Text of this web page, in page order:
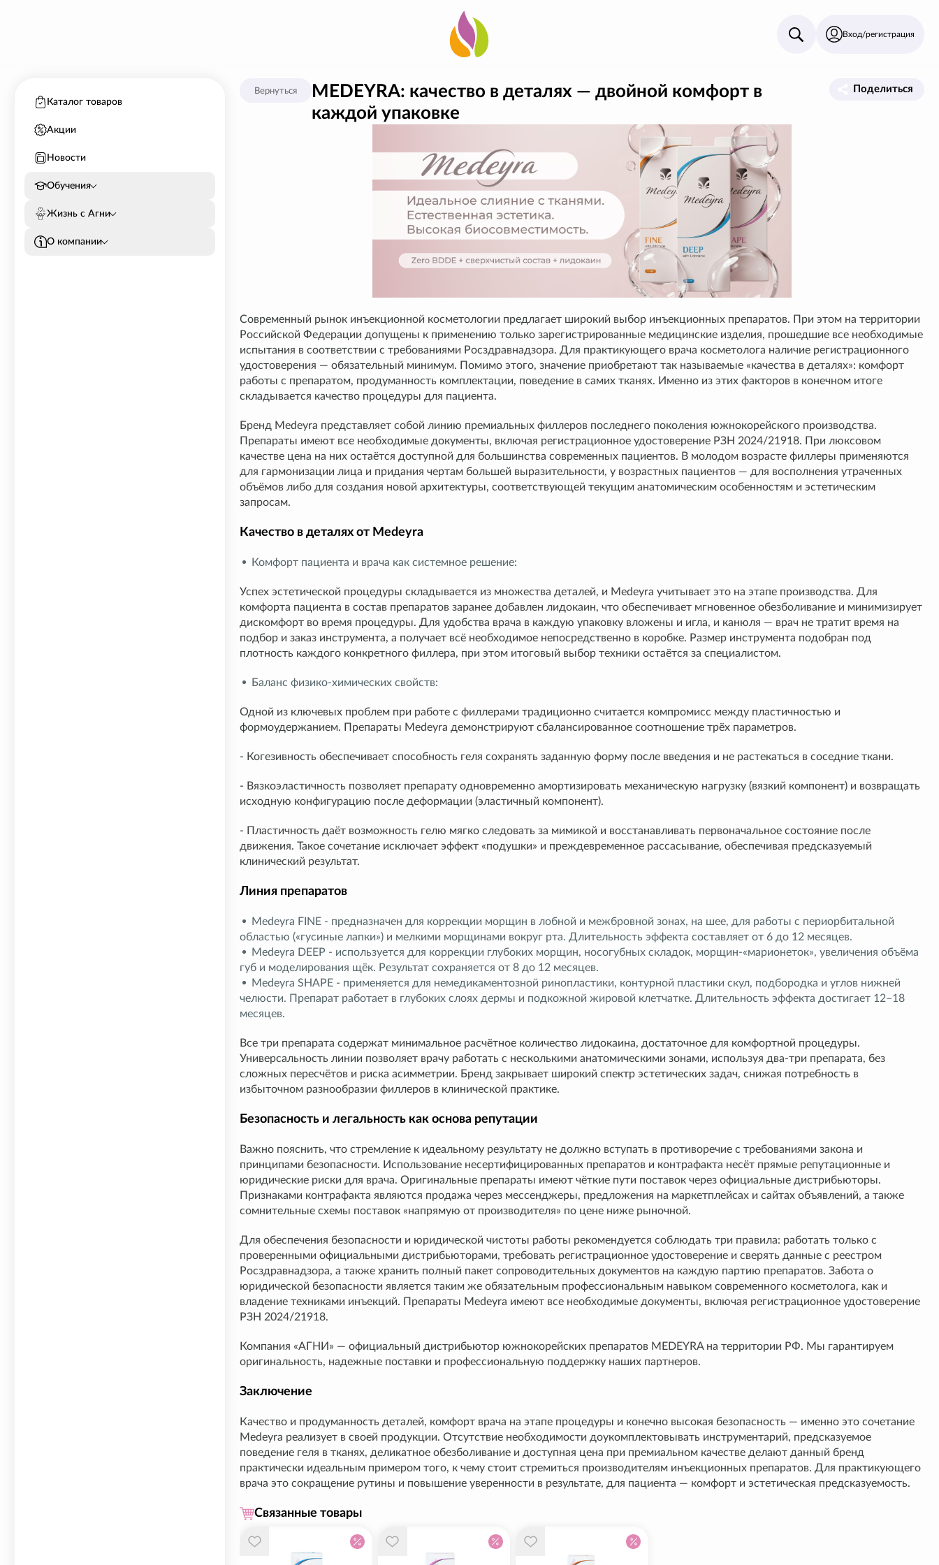
Вход/регистрация
Каталог товаров
Акции
Новости
Обучения
Жизнь с Агни
О компании
Вернуться
MEDEYRA: качество в деталях — двойной комфорт в
каждой упаковке
Поделиться
Современный рынок инъекционной косметологии предлагает широкий выбор инъекционных препаратов. При этом на территории
Российской Федерации допущены к применению только зарегистрированные медицинские изделия, прошедшие все необходимые
испытания в соответствии с требованиями Росздравнадзора. Для практикующего врача косметолога наличие регистрационного
удостоверения — обязательный минимум. Помимо этого, значение приобретают так называемые «качества в деталях»: комфорт
работы с препаратом, продуманность комплектации, поведение в самих тканях. Именно из этих факторов в конечном итоге
складывается качество процедуры для пациента.
Бренд Medeyra представляет собой линию премиальных филлеров последнего поколения южнокорейского производства.
Препараты имеют все необходимые документы, включая регистрационное удостоверение РЗН 2024/21918. При люксовом
качестве цена на них остаётся доступной для большинства современных пациентов. В молодом возрасте филлеры применяются
для гармонизации лица и придания чертам большей выразительности, у возрастных пациентов — для восполнения утраченных
объёмов либо для создания новой архитектуры, соответствующей текущим анатомическим особенностям и эстетическим
запросам.
Качество в деталях от Medeyra
Комфорт пациента и врача как системное решение:
Успех эстетической процедуры складывается из множества деталей, и Medeyra учитывает это на этапе производства. Для
комфорта пациента в состав препаратов заранее добавлен лидокаин, что обеспечивает мгновенное обезболивание и минимизирует
дискомфорт во время процедуры. Для удобства врача в каждую упаковку вложены и игла, и канюля — врач не тратит время на
подбор и заказ инструмента, а получает всё необходимое непосредственно в коробке. Размер инструмента подобран под
плотность каждого конкретного филлера, при этом итоговый выбор техники остаётся за специалистом.
Баланс физико-химических свойств:
Одной из ключевых проблем при работе с филлерами традиционно считается компромисс между пластичностью и
формоудержанием. Препараты Medeyra демонстрируют сбалансированное соотношение трёх параметров.
- Когезивность обеспечивает способность геля сохранять заданную форму после введения и не растекаться в соседние ткани.
- Вязкоэластичность позволяет препарату одновременно амортизировать механическую нагрузку (вязкий компонент) и возвращать
исходную конфигурацию после деформации (эластичный компонент).
- Пластичность даёт возможность гелю мягко следовать за мимикой и восстанавливать первоначальное состояние после
движения. Такое сочетание исключает эффект «подушки» и преждевременное рассасывание, обеспечивая предсказуемый
клинический результат.
Линия препаратов
Medeyra FINE - предназначен для коррекции морщин в лобной и межбровной зонах, на шее, для работы с периорбитальной
областью («гусиные лапки») и мелкими морщинами вокруг рта. Длительность эффекта составляет от 6 до 12 месяцев.
Medeyra DEEP - используется для коррекции глубоких морщин, носогубных складок, морщин-«марионеток», увеличения объёма
губ и моделирования щёк. Результат сохраняется от 8 до 12 месяцев.
Medeyra SHAPE - применяется для немедикаментозной ринопластики, контурной пластики скул, подбородка и углов нижней
челюсти. Препарат работает в глубоких слоях дермы и подкожной жировой клетчатке. Длительность эффекта достигает 12–18
месяцев.
Все три препарата содержат минимальное расчётное количество лидокаина, достаточное для комфортной процедуры.
Универсальность линии позволяет врачу работать с несколькими анатомическими зонами, используя два-три препарата, без
сложных пересчётов и риска асимметрии. Бренд закрывает широкий спектр эстетических задач, снижая потребность в
избыточном разнообразии филлеров в клинической практике.
Безопасность и легальность как основа репутации
Важно пояснить, что стремление к идеальному результату не должно вступать в противоречие с требованиями закона и
принципами безопасности. Использование несертифицированных препаратов и контрафакта несёт прямые репутационные и
юридические риски для врача. Оригинальные препараты имеют чёткие пути поставок через официальные дистрибьюторы.
Признаками контрафакта являются продажа через мессенджеры, предложения на маркетплейсах и сайтах объявлений, а также
сомнительные схемы поставок «напрямую от производителя» по цене ниже рыночной.
Для обеспечения безопасности и юридической чистоты работы рекомендуется соблюдать три правила: работать только с
проверенными официальными дистрибьюторами, требовать регистрационное удостоверение и сверять данные с реестром
Росздравнадзора, а также хранить полный пакет сопроводительных документов на каждую партию препаратов. Забота о
юридической безопасности является таким же обязательным профессиональным навыком современного косметолога, как и
владение техниками инъекций. Препараты Medeyra имеют все необходимые документы, включая регистрационное удостоверение
РЗН 2024/21918.
Компания «АГНИ» — официальный дистрибьютор южнокорейских препаратов MEDEYRA на территории РФ. Мы гарантируем
оригинальность, надежные поставки и профессиональную поддержку наших партнеров.
Заключение
Качество и продуманность деталей, комфорт врача на этапе процедуры и конечно высокая безопасность — именно это сочетание
Medeyra реализует в своей продукции. Отсутствие необходимости доукомплектовывать инструментарий, предсказуемое
поведение геля в тканях, деликатное обезболивание и доступная цена при премиальном качестве делают данный бренд
практически идеальным примером того, к чему стоит стремиться производителям инъекционных препаратов. Для практикующего
врача это сокращение рутины и повышение уверенности в результате, для пациента — комфорт и эстетическая предсказуемость.
Связанные товары